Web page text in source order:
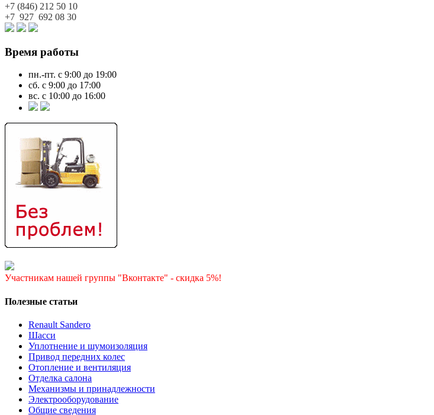
+7 (846) 212 50 10
+7 927 692 08 30
Время работы
пн.-пт. с 9:00 до 19:00
сб. с 9:00 до 17:00
вс. с 10:00 до 16:00
Участникам нашей группы "Вконтакте" - скидка 5%!
Полезные статьи
Renault Sandero
Шасси
Уплотнение и шумоизоляция
Привод передних колес
Отопление и вентиляция
Отделка салона
Механизмы и принадлежности
Электрооборудование
Общие сведения